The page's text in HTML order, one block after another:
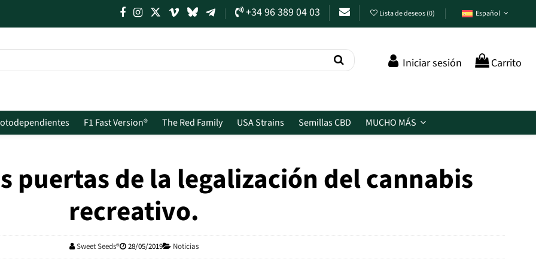
+34 96 389 04 03 Lista de deseos(0) Español
Iniciar sesión Carrito
F1 Fast Version® The Red Family USA Strains Semillas CBD MUCHO MÁS
puertas de la legalización del cannabis
recreativo.
Sweet Seeds® 28/05/2019 Noticias